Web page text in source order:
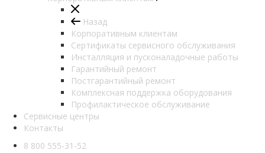
Назад
Корпоративным клиентам
Сертификаты сервисного обслуживания
Инсталляция и пусконаладочные работы
Гарантийный ремонт
Постгарантийный ремонт
Комплексная поддержка оборудования
Профилактическое обслуживание
Сервисные центры
Контакты
8 800 555-31-52